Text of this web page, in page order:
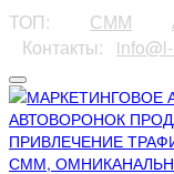
ТОП: СММ
⠀Контакты:⠀